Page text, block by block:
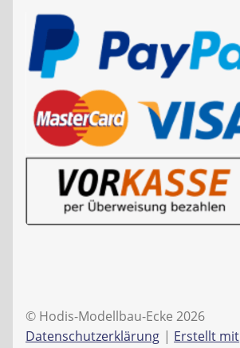
© Hodis-Modellbau-Ecke 2026
Datenschutzerklärung
Erstellt mit